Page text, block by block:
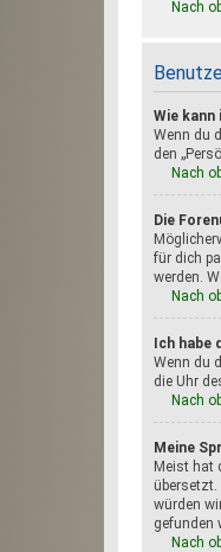
Nach
Wie kann
Wenn du
den
Nach
Die
für dich
werden.
Nach
Ich
Wenn du
die Uhr
Nach
Meine
Meist hat
würden
gefunden
Nach